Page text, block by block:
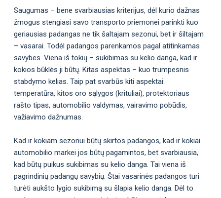
Saugumas – bene svarbiausias kriterijus, dėl kurio dažnas
žmogus stengiasi savo transporto priemonei parinkti kuo
geriausias padangas ne tik šaltajam sezonui, bet ir šiltajam
– vasarai. Todėl padangos parenkamos pagal atitinkamas
savybes. Viena iš tokių – sukibimas su kelio danga, kad ir
kokios būklės ji būtų. Kitas aspektas – kuo trumpesnis
stabdymo kelias. Taip pat svarbūs kiti aspektai:
temperatūra, kitos oro sąlygos (krituliai), protektoriaus
rašto tipas, automobilio valdymas, vairavimo pobūdis,
važiavimo dažnumas.
Kad ir kokiam sezonui būtų skirtos padangos, kad ir kokiai
automobilio markei jos būtų pagamintos, bet svarbiausia,
kad būtų puikus sukibimas su kelio danga. Tai viena iš
pagrindinių padangų savybių. Štai vasarinės padangos turi
turėti aukšto lygio sukibimą su šlapia kelio danga. Dėl to